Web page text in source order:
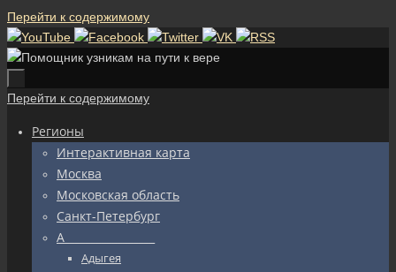
Перейти к содержимому
Перейти к содержимому
Регионы
Интерактивная карта
Москва
Московская область
Санкт-Петербург
А_________________
Адыгея